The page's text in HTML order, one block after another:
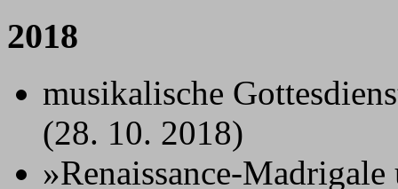
2018
musikalische
(28. 10. 2018)
»Renaissance-